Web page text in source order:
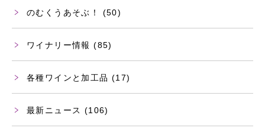
のむくうあそぶ！ (50)
ワイナリー情報 (85)
各種ワインと加工品 (17)
最新ニュース (106)